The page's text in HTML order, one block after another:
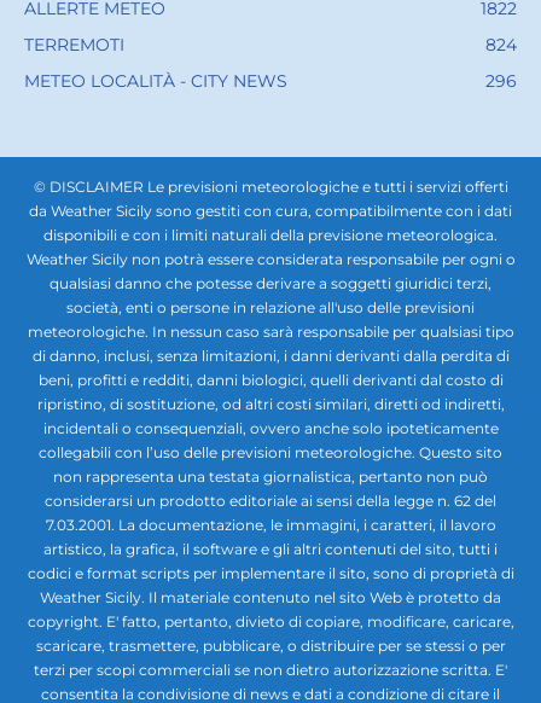
ALLERTE METEO
1822
TERREMOTI
824
METEO LOCALITÀ - CITY NEWS
296
© DISCLAIMER Le previsioni meteorologiche e tutti i servizi offerti
da Weather Sicily sono gestiti con cura, compatibilmente con i dati
disponibili e con i limiti naturali della previsione meteorologica.
Weather Sicily non potrà essere considerata responsabile per ogni o
qualsiasi danno che potesse derivare a soggetti giuridici terzi,
società, enti o persone in relazione all'uso delle previsioni
meteorologiche. In nessun caso sarà responsabile per qualsiasi tipo
di danno, inclusi, senza limitazioni, i danni derivanti dalla perdita di
beni, profitti e redditi, danni biologici, quelli derivanti dal costo di
ripristino, di sostituzione, od altri costi similari, diretti od indiretti,
incidentali o consequenziali, ovvero anche solo ipoteticamente
collegabili con l’uso delle previsioni meteorologiche. Questo sito
non rappresenta una testata giornalistica, pertanto non può
considerarsi un prodotto editoriale ai sensi della legge n. 62 del
7.03.2001. La documentazione, le immagini, i caratteri, il lavoro
artistico, la grafica, il software e gli altri contenuti del sito, tutti i
codici e format scripts per implementare il sito, sono di proprietà di
Weather Sicily. Il materiale contenuto nel sito Web è protetto da
copyright. E' fatto, pertanto, divieto di copiare, modificare, caricare,
scaricare, trasmettere, pubblicare, o distribuire per se stessi o per
terzi per scopi commerciali se non dietro autorizzazione scritta. E'
consentita la condivisione di news e dati a condizione di citare il